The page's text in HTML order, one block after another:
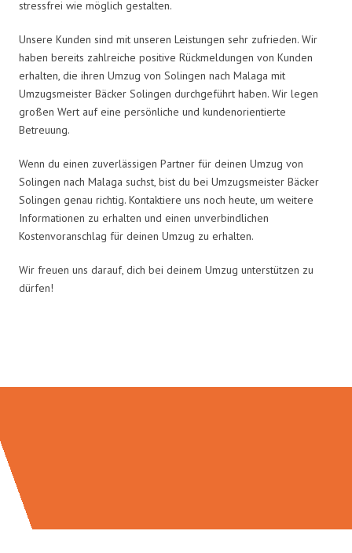
stressfrei wie möglich gestalten.
Unsere Kunden sind mit unseren Leistungen sehr zufrieden. Wir
haben bereits zahlreiche positive Rückmeldungen von Kunden
erhalten, die ihren Umzug von Solingen nach Malaga mit
Umzugsmeister Bäcker Solingen durchgeführt haben. Wir legen
großen Wert auf eine persönliche und kundenorientierte
Betreuung.
Wenn du einen zuverlässigen Partner für deinen Umzug von
Solingen nach Malaga suchst, bist du bei Umzugsmeister Bäcker
Solingen genau richtig. Kontaktiere uns noch heute, um weitere
Informationen zu erhalten und einen unverbindlichen
Kostenvoranschlag für deinen Umzug zu erhalten.
Wir freuen uns darauf, dich bei deinem Umzug unterstützen zu
dürfen!